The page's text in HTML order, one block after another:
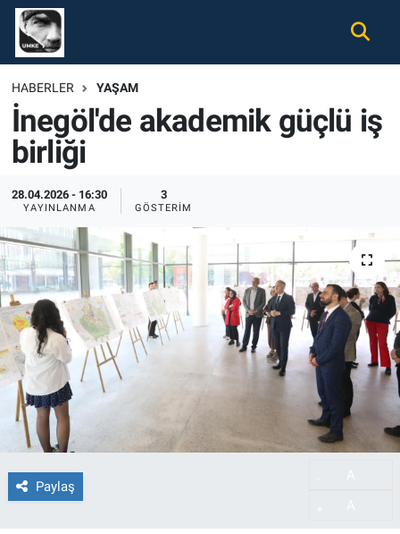
HABERLER YAŞAM
İnegöl'de akademik güçlü iş
birliği
28.04.2026 - 16:30
YAYINLANMA
3
GÖSTERIM
Paylaş
Gündem
Ekonomi
Spor
Magazin
Tüm Haberler
İletişim
Künye
Nöbetçi Eczaneler
Hava Durumu
Namaz Vakitleri
Trafik Durumu
Süper Lig Puan Durumu ve Fikstür
Tüm Manşetler
Son Dakika Haberleri
Haber Arşivi